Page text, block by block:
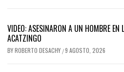
VIDEO: ASESINARON A UN HOMBRE EN
ACATZINGO
BYROBERTO DESACHY /9 AGOSTO, 2026